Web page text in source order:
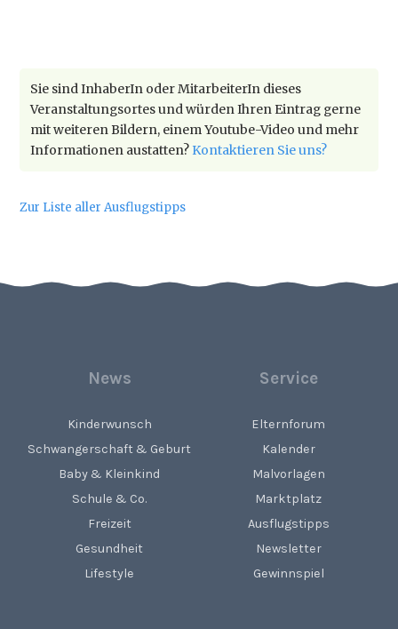
Sie sind InhaberIn oder MitarbeiterIn dieses
Veranstaltungsortes und würden Ihren Eintrag gerne
mit weiteren Bildern, einem Youtube-Video und mehr
Informationen austatten? Kontaktieren Sie uns?
Zur Liste aller Ausflugstipps
News
Kinderwunsch
Schwangerschaft & Geburt
Baby & Kleinkind
Schule & Co.
Freizeit
Gesundheit
Lifestyle
Service
Elternforum
Kalender
Malvorlagen
Marktplatz
Ausflugstipps
Newsletter
Gewinnspiel